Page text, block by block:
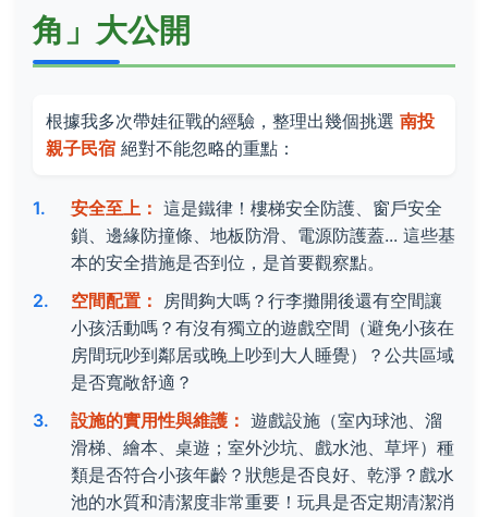
角」大公開
根據我多次帶娃征戰的經驗，整理出幾個挑選 南投
親子民宿 絕對不能忽略的重點：
安全至上： 這是鐵律！樓梯安全防護、窗戶安全
鎖、邊緣防撞條、地板防滑、電源防護蓋... 這些基
本的安全措施是否到位，是首要觀察點。
空間配置：
房間夠大嗎？行李攤開後還有空間讓
小孩活動嗎？有沒有獨立的遊戲空間（避免小孩在
房間玩吵到鄰居或晚上吵到大人睡覺）？公共區域
是否寬敞舒適？
設施的實用性與維護： 遊戲設施（室內球池、溜
滑梯、繪本、桌遊；室外沙坑、戲水池、草坪）種
類是否符合小孩年齡？狀態是否良好、乾淨？戲水
池的水質和清潔度非常重要！玩具是否定期清潔消